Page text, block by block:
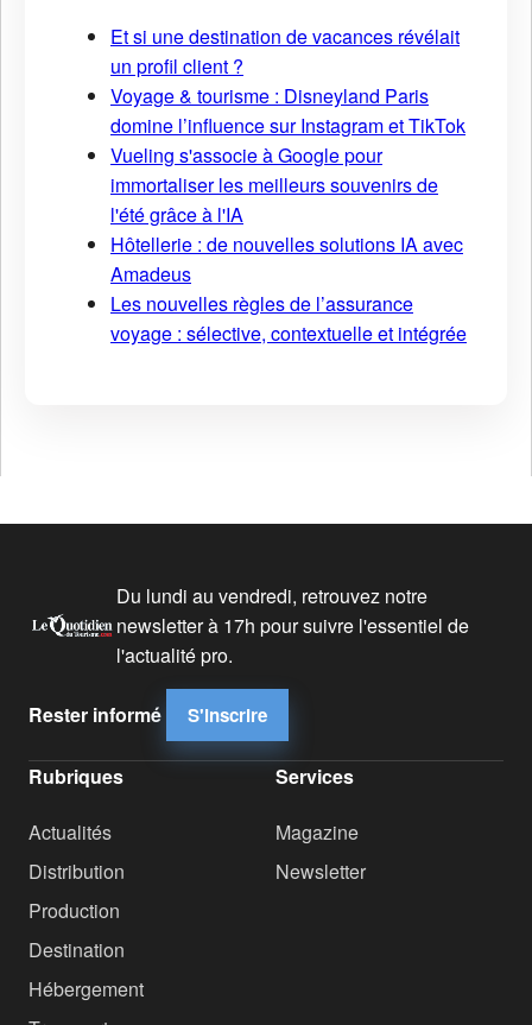
Et si une destination de vacances révélait
un profil client ?
Voyage & tourisme : Disneyland Paris
domine l’influence sur Instagram et TikTok
Vueling s'associe à Google pour
immortaliser les meilleurs souvenirs de
l'été grâce à l'IA
Hôtellerie : de nouvelles solutions IA avec
Amadeus
Les nouvelles règles de l’assurance
voyage : sélective, contextuelle et intégrée
Du lundi au vendredi, retrouvez notre
newsletter à 17h pour suivre l'essentiel de
l'actualité pro.
Rester informé S'inscrire
Rubriques
Actualités
Distribution
Production
Destination
Hébergement
Services
Magazine
Newsletter